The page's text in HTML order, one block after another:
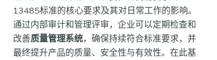
13485标准的核心要求及其对日常工作的影响。
通过内部审计和管理评审，企业可以定期检查和
改善质量管理系统，确保持续符合标准要求，并
最终提升产品的质量、安全性与有效性。在此基